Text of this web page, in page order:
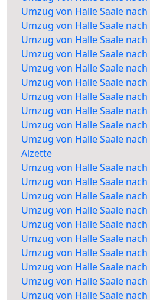
Umzug von Halle Saale
Umzug von Halle Saale
Umzug von Halle Saale nach
Umzug von Halle Saale
Umzug von Halle Saale
Umzug von Halle Saale
Umzug von Halle Saale
Umzug von Halle Saale nach
Umzug von Halle Saale
Umzug von Halle Saale
Alzette
Umzug von Halle Saale nach
Umzug von Halle Saale
Umzug von Halle Saale
Umzug von Halle Saale
Umzug von Halle Saale
Umzug von Halle Saale
Umzug von Halle Saale
Umzug von Halle Saale
Umzug von Halle Saale
Umzug von Halle Saale